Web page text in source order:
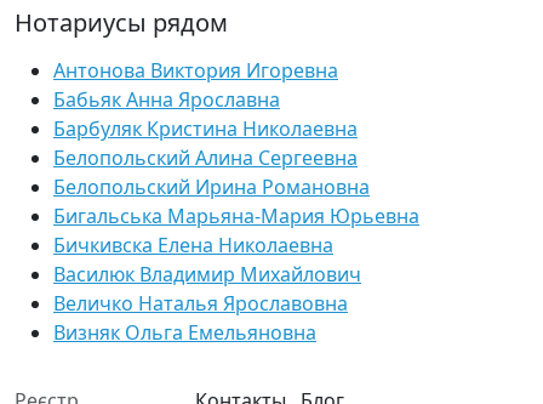
Нотариусы рядом
Антонова Виктория Игоревна
Бабьяк Анна Ярославна
Барбуляк Кристина Николаевна
Белопольский Алина Сергеевна
Белопольский Ирина Романовна
Бигальська Марьяна-Мария Юрьевна
Бичкивска Елена Николаевна
Василюк Владимир Михайлович
Величко Наталья Ярославовна
Визняк Ольга Емельяновна